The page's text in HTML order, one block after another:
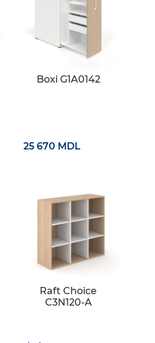
Boxi G1A0142
25 670 MDL
Raft Choice
C3N120-A